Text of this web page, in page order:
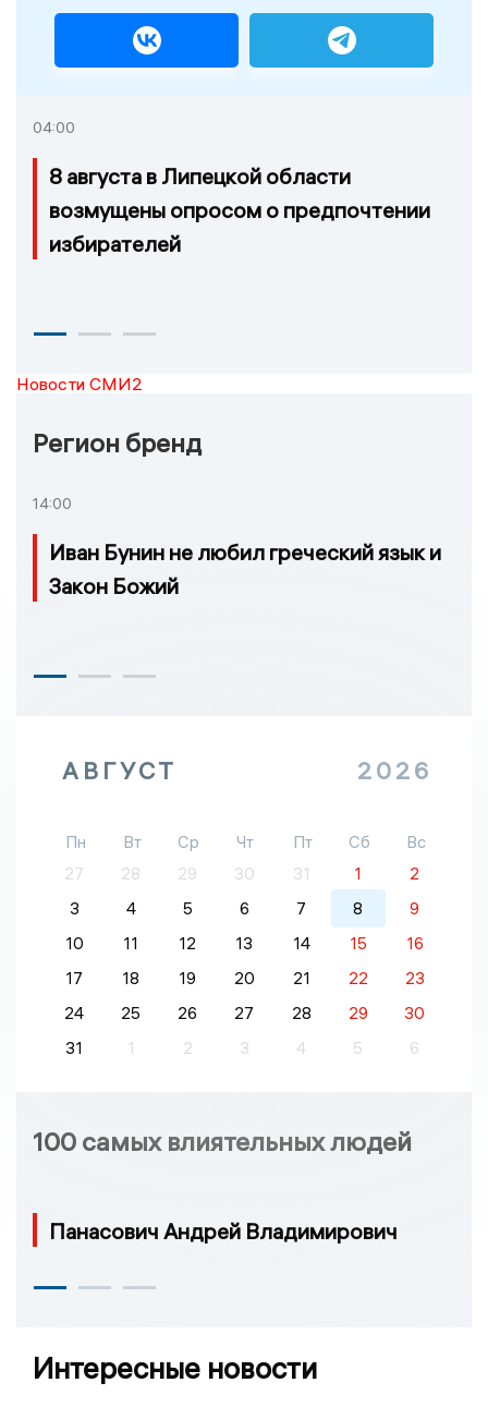
04:00
8 августа в Липецкой области
возмущены опросом о предпочтении
избирателей
Новости СМИ2
Регион бренд
14:00
Иван Бунин не любил греческий язык и
Закон Божий
АВГУСТ 2026
Пн Вт Ср Чт Пт Сб
Вс
27
28 29 30 31 1
2
3
4 5 6 7 8
9
10
11 12 13 14 15
16
17
18 19 20 21 22
23
24
25 26 27 28 29
30
31
1 2 3 4 5 6
100 самых влиятельных людей
Панасович Андрей Владимирович
Интересные новости